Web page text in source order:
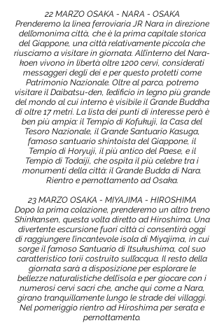
22 MARZO OSAKA - NARA - OSAKA
Prenderemo la linea ferroviaria JR Nara in direzione
dell’omonima città, che è la prima capitale storica
del Giappone, una città relativamente piccola che
riusciamo a visitare in giornata. All’interno del Nara-
koen vivono in libertà oltre 1200 cervi, considerati
messaggeri degli dei e per questo protetti come
Patrimonio Nazionale. Oltre al parco, potremo
visitare il Daibatsu-den, l’edificio in legno più grande
del mondo al cui interno è visibile il Grande Buddha
di oltre 17 metri. La lista dei punti di interesse però è
ben più ampia: il Tempio di Kofukuji, la Casa del
Tesoro Nazionale, il Grande Santuario Kasuga,
famoso santuario shintoista del Giappone, il
Tempio di Horyuji, il più antico del Paese, e il
Tempio di Todaiji, che ospita il più celebre tra i
monumenti della città: il Grande Budda di Nara.
Rientro e pernottamento ad Osaka.
23 MARZO OSAKA - MIYAJIMA - HIROSHIMA
Dopo la prima colazione, prenderemo un altro treno
Shinkansen, questa volta diretto ad Hiroshima. Una
divertente escursione fuori città ci consentirà oggi
di raggiungere l’incantevole isola di Miyajima, in cui
sorge il famoso Santuario di Itsukushima, col suo
caratteristico torii costruito sull’acqua. Il resto della
giornata sarà a disposizione per esplorare le
bellezze naturalistiche dell’isola e per giocare con i
numerosi cervi sacri che, anche qui come a Nara,
girano tranquillamente lungo le strade dei villaggi.
Nel pomeriggio rientro ad Hiroshima per serata e
pernottamento.